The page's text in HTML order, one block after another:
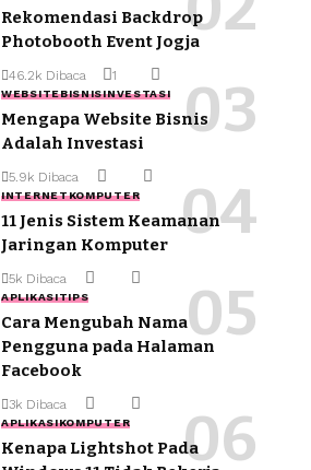
Rekomendasi Backdrop
Photobooth Event Jogja
46.2k Dibaca 1
WEBSITEBISNISINVESTASI
Mengapa Website Bisnis
Adalah Investasi
5.9k Dibaca
INTERNETKOMPUTER
11 Jenis Sistem Keamanan
Jaringan Komputer
5k Dibaca
APLIKASITIPS
Cara Mengubah Nama
Pengguna pada Halaman
Facebook
3k Dibaca
APLIKASIKOMPUTER
Kenapa Lightshot Pada